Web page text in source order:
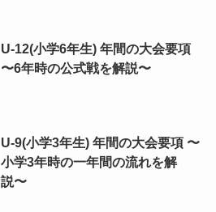
U-12(小学6年生) 年間の大会要項
〜6年時の公式戦を解説〜
U-9(小学3年生) 年間の大会要項 〜
小学3年時の一年間の流れを解
説〜